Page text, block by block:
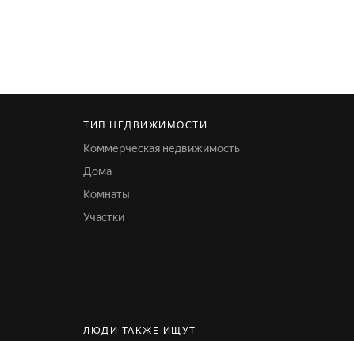
ТИП НЕДВИЖИМОСТИ
Коммерческая недвижимость
Дома
Комнаты
Участки
ЛЮДИ ТАКЖЕ ИЩУТ